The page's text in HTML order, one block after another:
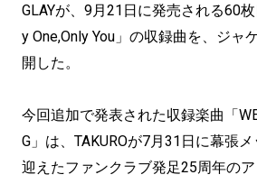
GLAYが、9月21日に発売される60
y One,Only You」の収録曲を、ジャ
開した。
今回追加で発表された収録楽曲「
G」は、TAKUROが7月31日に幕張
迎えたファンクラブ発足25周年の